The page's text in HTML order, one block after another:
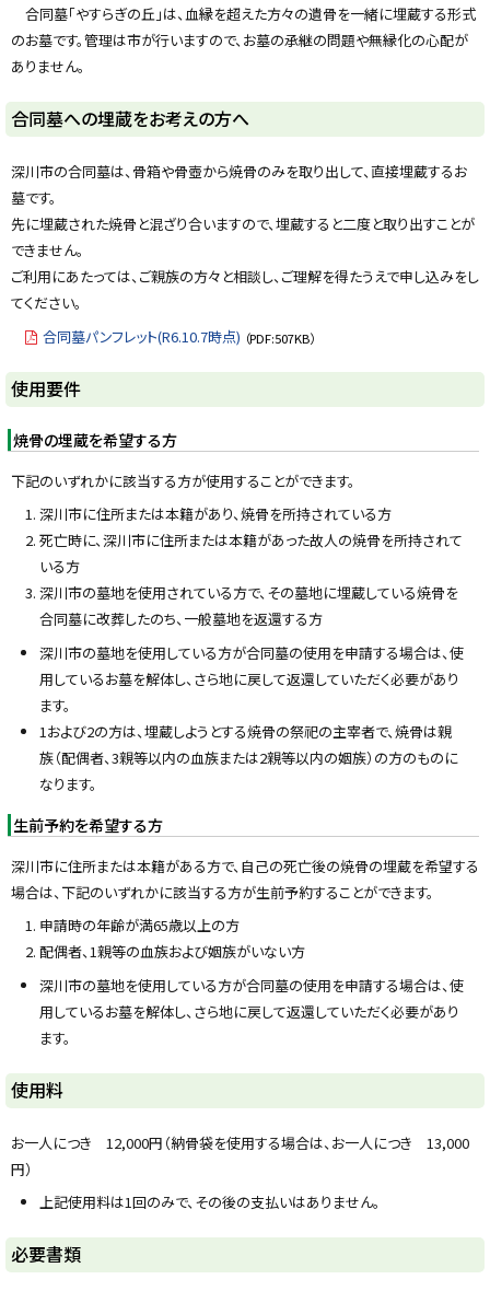
合同墓「やすらぎの丘」は、血縁を超えた方々の遺骨を一緒に埋蔵する形式
のお墓です。管理は市が行いますので、お墓の承継の問題や無縁化の心配が
ありません。
合同墓への埋蔵をお考えの方へ
深川市の合同墓は、骨箱や骨壺から焼骨のみを取り出して、直接埋蔵するお
墓です。
先に埋蔵された焼骨と混ざり合いますので、埋蔵すると二度と取り出すことが
できません。
ご利用にあたっては、ご親族の方々と相談し、ご理解を得たうえで申し込みをし
てください。
合同墓パンフレット(R6.10.7時点) （PDF:507KB）
ト
ッ
プ
戻
使用要件
焼骨の埋蔵を希望する方
下記のいずれかに該当する方が使用することができます。
深川市に住所または本籍があり、焼骨を所持されている方
死亡時に、深川市に住所または本籍があった故人の焼骨を所持されて
いる方
深川市の墓地を使用されている方で、その墓地に埋蔵している焼骨を
合同墓に改葬したのち、一般墓地を返還する方
深川市の墓地を使用している方が合同墓の使用を申請する場合は、使
用しているお墓を解体し、さら地に戻して返還していただく必要があり
ます。
1および2の方は、埋蔵しようとする焼骨の祭祀の主宰者で、焼骨は親
族（配偶者、3親等以内の血族または2親等以内の姻族）の方のものに
なります。
生前予約を希望する方
深川市に住所または本籍がある方で、自己の死亡後の焼骨の埋蔵を希望する
場合は、下記のいずれかに該当する方が生前予約することができます。
申請時の年齢が満65歳以上の方
配偶者、1親等の血族および姻族がいない方
深川市の墓地を使用している方が合同墓の使用を申請する場合は、使
用しているお墓を解体し、さら地に戻して返還していただく必要があり
ます。
ト
ッ
プ
に
使用料
お一人につき 12,000円（納骨袋を使用する場合は、お一人につき 13,000
円）
上記使用料は1回のみで、その後の支払いはありません。
ト
ッ
必要書類